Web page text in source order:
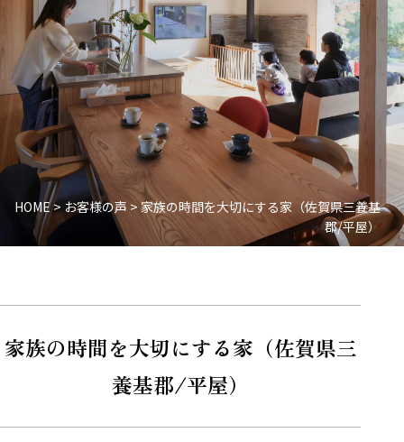
HOME> お客様の声 >家族の時間を大切にする家（佐賀県三養基
郡/平屋）
家族の時間を大切にする家（佐賀県三
養基郡/平屋）